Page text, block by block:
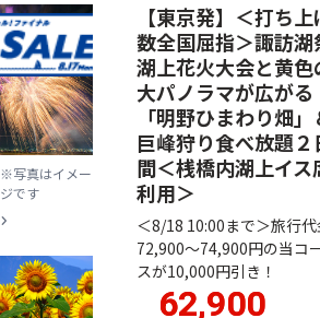
※写真はイメー
ジです
chevron_right
【東京発】＜打ち上
数全国屈指＞諏訪湖
湖上花火大会と黄色
大パノラマが広がる
「明野ひまわり畑」
巨峰狩り食べ放題２
間＜桟橋内湖上イス
利用＞
＜8/18 10:00まで＞旅行代
72,900～74,900円の当コ
スが10,000円引き！
62,900